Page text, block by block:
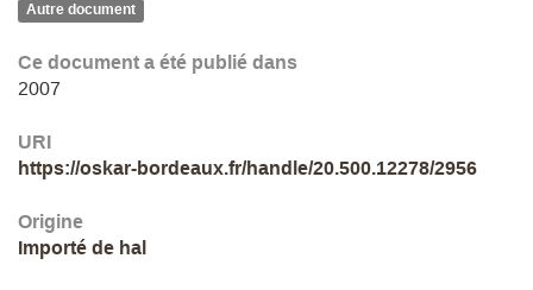
Autre document
Ce document a été publié dans
2007
URI
https://oskar-bordeaux.fr/handle/20.500.12278/2956
Origine
Importé de hal